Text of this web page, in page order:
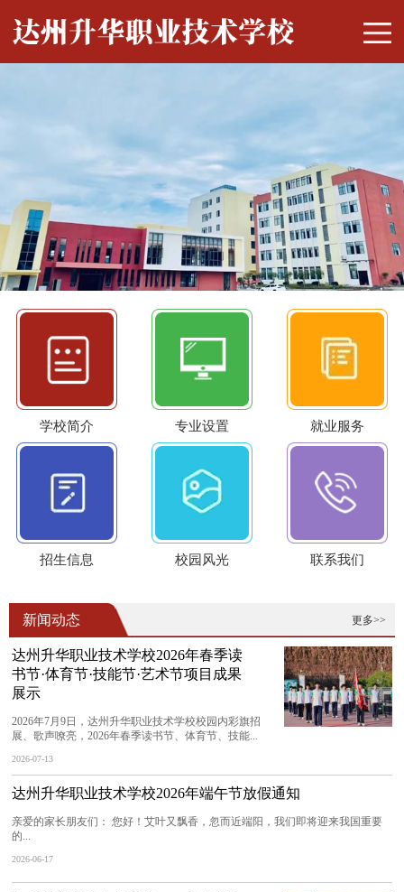
学校简介 专业设置 就业服务
招生信息 校园风光 联系我们
更多>>
新闻动态
达州升华职业技术学校2026年春季读
书节·体育节·技能节·艺术节项目成果
展示
2026年7月9日，达州升华职业技术学校校园内彩旗招
展、歌声嘹亮，2026年春季读书节、体育节、技能...
2026-07-13
达州升华职业技术学校2026年端午节放假通知
亲爱的家长朋友们： 您好！艾叶又飘香，忽而近端阳，我们即将迎来我国重要
的...
2026-06-17